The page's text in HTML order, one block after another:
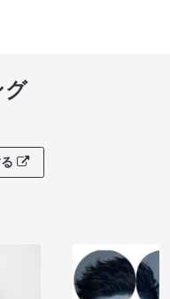
グ